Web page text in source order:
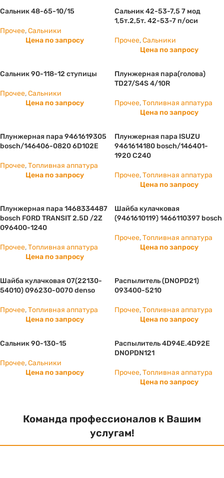
Сальник 48-65-10/15
Прочее,Сальники
Цена по запросу
Сальник 42-53-7,5 7 мод
1,5т.2,5т. 42-53-7 п/оси
Прочее,Сальники
Цена по запросу
Сальник 90-118-12 ступицы
Прочее,Сальники
Цена по запросу
Плунжерная пара(голова)
TD27/S4S 4/10R
Прочее,Топливная аппатура
Цена по запросу
Плунжерная пара 9461619305
bosch/146406-0820 6D102E
Прочее,Топливная аппатура
Цена по запросу
Плунжерная пара ISUZU
9461614180 bosch/146401-
1920 С240
Прочее,Топливная аппатура
Цена по запросу
Плунжерная пара 1468334487
bosch FORD TRANSIT 2.5D /2Z
096400-1240
Прочее,Топливная аппатура
Цена по запросу
Шайба кулачковая
(9461610119) 1466110397 bosch
Прочее,Топливная аппатура
Цена по запросу
Шайба кулачковая 07(22130-
54010) 096230-0070 denso
Прочее,Топливная аппатура
Цена по запросу
Распылитель (DNOPD21)
093400-5210
Прочее,Топливная аппатура
Цена по запросу
Сальник 90-130-15
Прочее,Сальники
Цена по запросу
Распылитель 4D94E.4D92E
DNOPDN121
Прочее,Топливная аппатура
Цена по запросу
Команда профессионалов к Вашим
услугам!